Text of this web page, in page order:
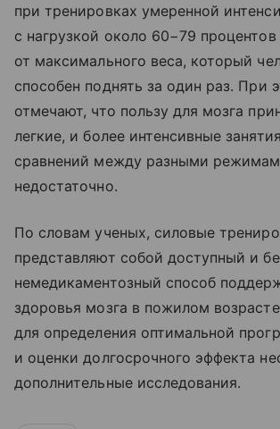
при тренировках умеренной
с нагрузкой около 60−79 процентов
от максимального веса, который
способен поднять за один раз. При
отмечают, что пользу для мозга
легкие, и более интенсивные
сравнений между разными
недостаточно.
По словам ученых, силовые
представляют собой доступный и
немедикаментозный способ
здоровья мозга в пожилом
для определения оптимальной
и оценки долгосрочного эффекта
дополнительные исследования.